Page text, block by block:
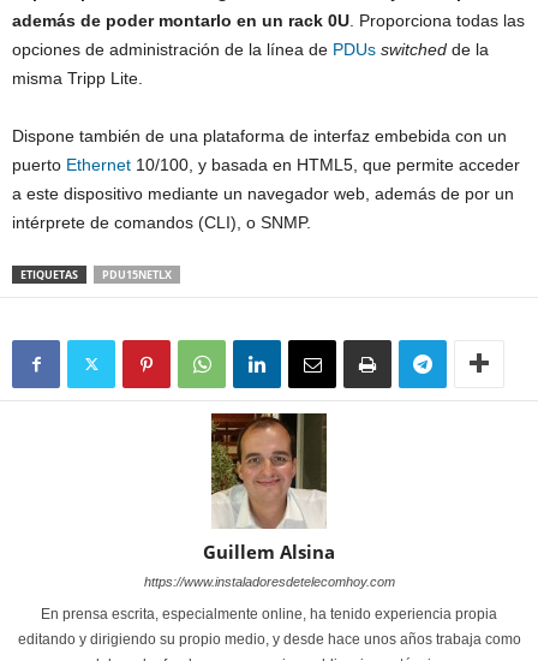
además de poder montarlo en un rack 0U . Proporciona todas las
opciones de administración de la línea de PDUs switched de la
misma Tripp Lite.
Dispone también de una plataforma de interfaz embebida con un
puerto Ethernet 10/100, y basada en HTML5, que permite acceder
a este dispositivo mediante un navegador web, además de por un
intérprete de comandos (CLI), o SNMP.
ETIQUETAS PDU15NETLX
Guillem Alsina
https://www.instaladoresdetelecomhoy.com
En prensa escrita, especialmente online, ha tenido experiencia propia
editando y dirigiendo su propio medio, y desde hace unos años trabaja como